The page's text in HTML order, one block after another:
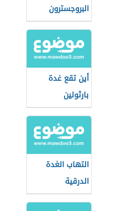
البروجسترون
أين تقع غدة
بارثولين
التهاب الغدة
الدرقية